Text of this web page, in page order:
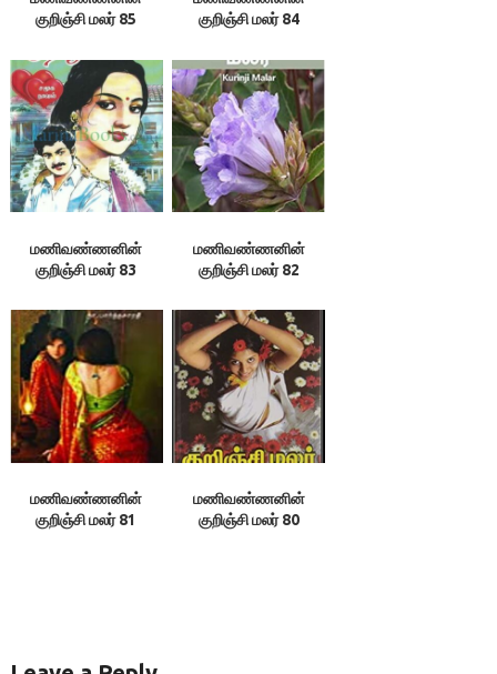
குறிஞ்சி மலர் 85
குறிஞ்சி மலர் 84
மணிவண்ணனின்
குறிஞ்சி மலர் 83
மணிவண்ணனின்
குறிஞ்சி மலர் 82
மணிவண்ணனின்
குறிஞ்சி மலர் 81
மணிவண்ணனின்
குறிஞ்சி மலர் 80